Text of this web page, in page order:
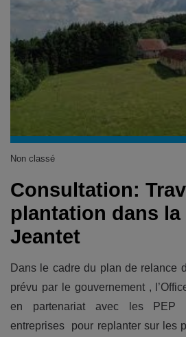
Non classé
Consultation:
plantation dans la
Jeantet
Dans le cadre du plan de relance
prévu par le gouvernement ,
en partenariat avec les PEP
entreprises pour replanter sur les